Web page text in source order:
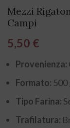
Mezzi
Campi
5,50 €
Provenienza:
Formato: 500
Tipo Farina:
Trafilatura: